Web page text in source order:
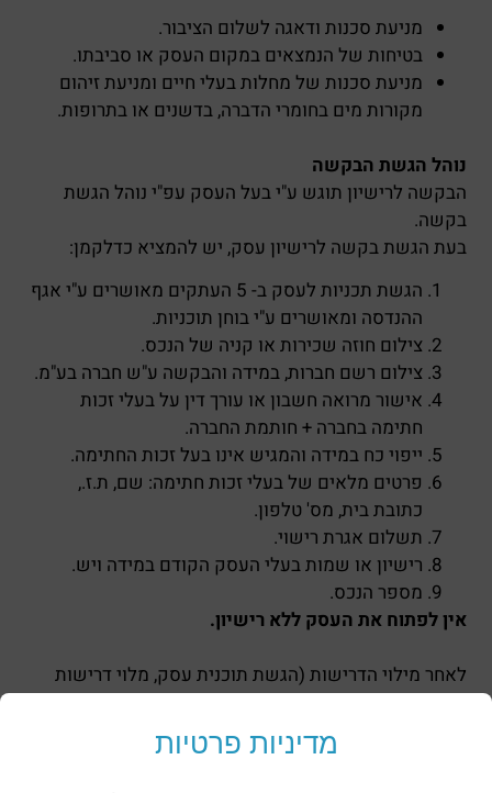
מדיניות פרטיות
מניעת סכנות ודאגה לשלום הציבור.
בטיחות של הנמצאים במקום העסק או סביבתו.
מניעת סכנות של מחלות בעלי חיים ומניעת זיהום
מקורות מים בחומרי הדברה, בדשנים או בתרופות.
נוהל הגשת הבקשה
הבקשה לרישיון תוגש ע"י בעל העסק עפ"י נוהל הגשת
בקשה.
בעת הגשת בקשה לרישיון עסק, יש להמציא כדלקמן:
הגשת תכניות לעסק ב- 5 העתקים מאושרים ע"י אגף
ההנדסה ומאושרים ע"י בוחן תוכניות.
צילום חוזה שכירות או קניה של הנכס.
צילום רשם חברות, במידה והבקשה ע"ש חברה בע"מ.
אישור מרואה חשבון או עורך דין על בעלי זכות
חתימה בחברה + חותמת החברה.
ייפוי כח במידה והמגיש אינו בעל זכות החתימה.
פרטים מלאים של בעלי זכות חתימה: שם, ת.ז.,
כתובת בית, מס' טלפון.
תשלום אגרת רישוי.
רישיון או שמות בעלי העסק הקודם במידה ויש.
מספר הנכס.
אין לפתוח את העסק ללא רישיון.
לאחר מילוי הדרישות (הגשת תוכנית עסק, מלוי דרישות
וקבלת אישורים של נותני אישור על פי חוק רישוי עסקים),
ניתן יהיה לקבל רישיון זמני לעסק טרם פתיחתו.